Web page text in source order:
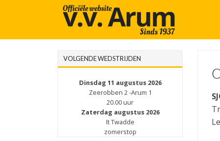
VOLGENDE WEDSTRIJDEN
Dinsdag 11 augustus 2026
Zeerobben 2 -Arum 1
20.00 uur
Zaterdag augustus 2026
It Twadde
zomerstop